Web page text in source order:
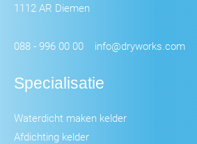
1112 AR Diemen
088 - 996 00 00 info@dryworks.com
Specialisatie
Waterdicht maken kelder
Afdichting kelder